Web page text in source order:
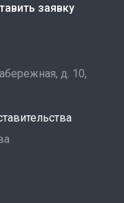
заявку
д. 10,